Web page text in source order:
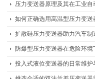
压力变送器原理及其在工业自
如何正确选用高温型压力变送
扩散硅压力变送器助力汽车
防爆型压力变送器在危险环
投入式液位变送器的日常维护